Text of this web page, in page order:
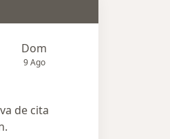
Dom
9 Ago
de cita